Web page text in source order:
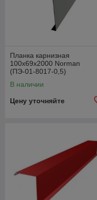
Планка карнизная
100х69х2000 Norman
(ПЭ-01-8017-0,5)
В наличии
Цену уточняйте